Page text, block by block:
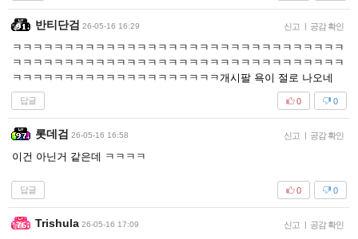
반티단검 26-05-16 16:29 신고 | 공감 확인
ㅋㅋㅋㅋㅋㅋㅋㅋㅋㅋㅋㅋㅋㅋㅋㅋㅋㅋㅋㅋㅋㅋㅋㅋㅋㅋㅋㅋㅋㅋㅋㅋ
ㅋㅋㅋㅋㅋㅋㅋㅋㅋㅋㅋㅋㅋㅋㅋㅋㅋㅋㅋㅋㅋㅋㅋㅋㅋㅋㅋㅋㅋㅋㅋㅋ
ㅋㅋㅋㅋㅋㅋㅋㅋㅋㅋㅋㅋㅋㅋㅋㅋㅋㅋㅋㅋ개시팔 욕이 절로 나오네
답글 0
0
롯데검 26-05-16 16:58 신고 | 공감 확인
이건 아닌거 같은데 ㅋㅋㅋㅋ
답글 0
0
Trishula 26-05-16 17:09 신고 | 공감 확인